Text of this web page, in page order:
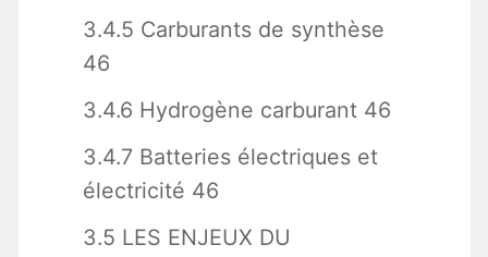
3.4.5 Carburants de synthèse
46
3.4.6 Hydrogène carburant 46
3.4.7 Batteries électriques et
électricité 46
3.5 LES ENJEUX DU